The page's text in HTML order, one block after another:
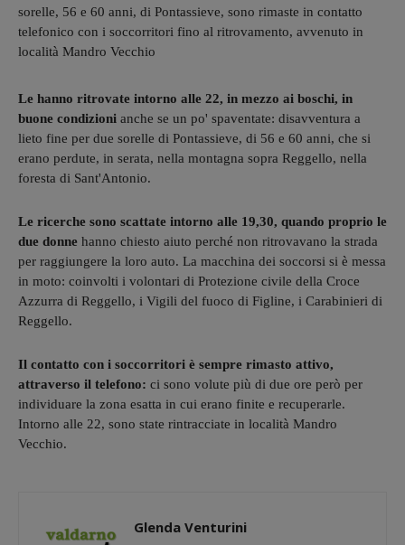
sorelle, 56 e 60 anni, di Pontassieve, sono rimaste in contatto
telefonico con i soccorritori fino al ritrovamento, avvenuto in
località Mandro Vecchio
Le hanno ritrovate intorno alle 22, in mezzo ai boschi, in
buone condizioni anche se un po' spaventate: disavventura a
lieto fine per due sorelle di Pontassieve, di 56 e 60 anni, che si
erano perdute, in serata, nella montagna sopra Reggello, nella
foresta di Sant'Antonio.
Le ricerche sono scattate intorno alle 19,30, quando proprio le
due donne hanno chiesto aiuto perché non ritrovavano la strada
per raggiungere la loro auto. La macchina dei soccorsi si è messa
in moto: coinvolti i volontari di Protezione civile della Croce
Azzurra di Reggello, i Vigili del fuoco di Figline, i Carabinieri di
Reggello.
Il contatto con i soccorritori è sempre rimasto attivo,
attraverso il telefono: ci sono volute più di due ore però per
individuare la zona esatta in cui erano finite e recuperarle.
Intorno alle 22, sono state rintracciate in località Mandro
Vecchio.
Glenda Venturini